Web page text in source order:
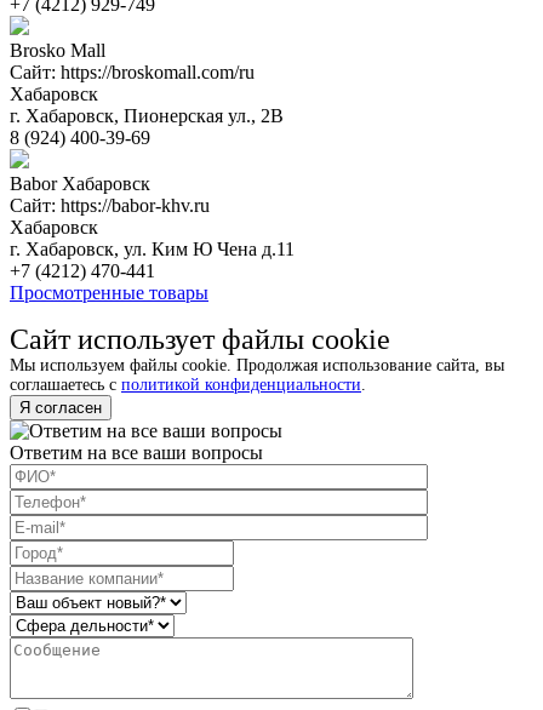
Brosko Mall
Сайт: https://broskomall.com/ru
Хабаровск
г. Хабаровск, Пионерская ул., 2В
8 (924) 400-39-69
Babor Хабаровск
Сайт: https://babor-khv.ru
Хабаровск
г. Хабаровск, ул. Ким Ю Чена д.11
+7 (4212) 470-441
Просмотренные товары
Сайт использует файлы cookie
Мы используем файлы cookie. Продолжая использование сайта, вы
соглашаетесь с политикой конфиденциальности
Я согласен
Ответим на все ваши вопросы